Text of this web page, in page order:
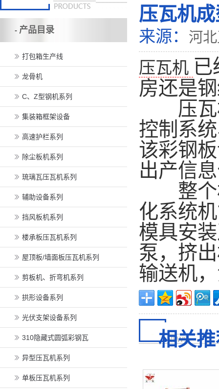
压瓦机
来源： 河
压瓦机 已
房还是
压瓦机
控制系
该彩钢
出产信
整个机
化系统
模具安
泵，挤
输送机
相关
- 产品目录
打包箱生产线
龙骨机
C、Z型钢机系列
集装箱框架设备
高速护栏系列
除尘板机系列
琉璃瓦压瓦机系列
辅助设备系列
挡风板机系列
楼承板压瓦机系列
屋顶板/墙面板压瓦机系列
剪板机、折弯机系列
拱形设备系列
光伏支架设备系列
310隐藏式圆弧彩钢瓦
异型压瓦机系列
单板压瓦机系列